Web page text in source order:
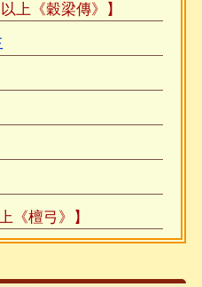
以上《穀梁傳》】
《檀弓》】